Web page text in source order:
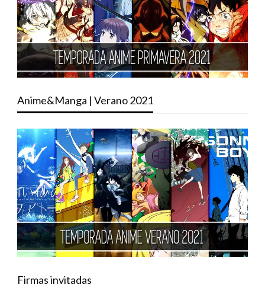
Anime&Manga | Verano 2021
Firmas invitadas